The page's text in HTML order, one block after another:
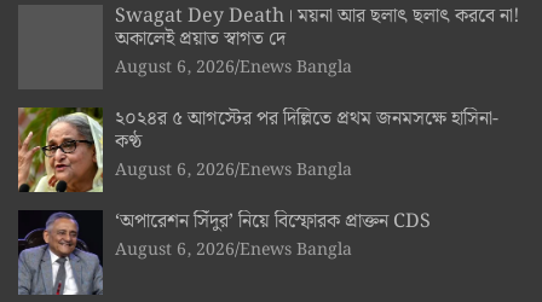
Swagat Dey Death। ময়না আর ছলাৎ ছলাৎ করবে না!
অকালেই প্রয়াত স্বাগত দে
August 6, 2026 Enews Bangla
২০২৪র ৫ আগস্টের পর দিল্লিতে প্রথম জনমসক্ষে হাসিনা-
কণ্ঠ
August 6, 2026 Enews Bangla
‘অপারেশন সিঁদুর’ নিয়ে বিস্ফোরক প্রাক্তন CDS
August 6, 2026 Enews Bangla